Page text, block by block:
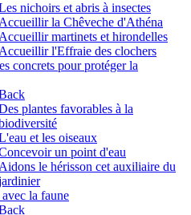
nichoirs et abris à insectes
Accueillir la Chêveche d'Athéna
Accueillir martinets et hirondelles
Accueillir l'Effraie des clochers
concrets pour protéger la
plantes favorables à la
et les oiseaux
un point d'eau
Aidons le hérisson cet auxiliaire du
la faune